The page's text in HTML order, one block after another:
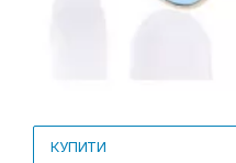
КУПИТИ